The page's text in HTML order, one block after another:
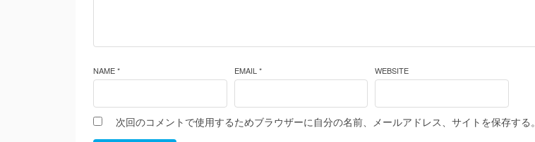
NAME * EMAIL * WEBSITE
次回のコメントで使用するためブラウザーに自分の名前、メールアドレス、サイトを保存する。